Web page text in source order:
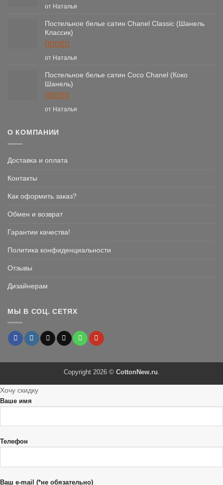
Оценка5
от Наталья
Постельное белье сатин Chanel Classic (Шанель
Классик)
Оценка5
от Наталья
Постельное белье сатин Coco Chanel (Коко
Шанель)
Оценка5
от Наталья
О КОМПАНИИ
Доставка и оплата
Контакты
Как оформить заказ?
Обмен и возврат
Гарантии качества!
Политика конфиденциальности
Отзывы
Дизайнерам
МЫ В СОЦ. СЕТЯХ
Copyright 2026 © CottonNew.ru.
Хочу скидку
Ваше имя
Телефон
Ваш e-mail (*не обязательно)